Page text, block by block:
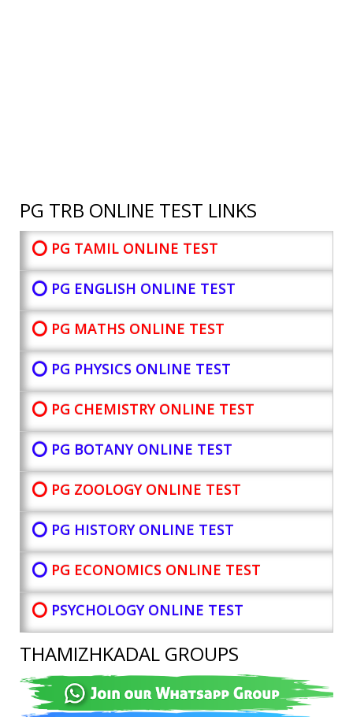
PG TRB ONLINE TEST LINKS
⭕ PG TAMIL ONLINE TEST
⭕ PG ENGLISH ONLINE TEST
⭕ PG MATHS ONLINE TEST
⭕ PG PHYSICS ONLINE TEST
⭕ PG CHEMISTRY ONLINE TEST
⭕ PG BOTANYONLINE TEST
⭕ PG ZOOLOGY ONLINE TEST
⭕ PG HISTORY ONLINE TEST
⭕ PG ECONOMICS ONLINE TEST
⭕ PSYCHOLOGY ONLINE TEST
THAMIZHKADAL GROUPS